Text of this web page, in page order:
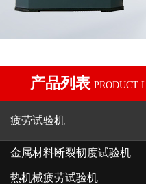
产品列表 PRODUCT
疲劳试验机
金属材料断裂韧度试验机
热机械疲劳试验机